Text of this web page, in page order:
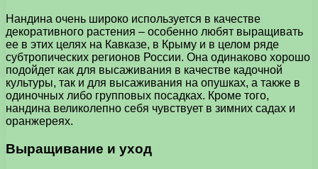
Нандина очень широко используется в качестве
декоративного растения – особенно любят выращивать
ее в этих целях на Кавказе, в Крыму и в целом ряде
субтропических регионов России. Она одинаково хорошо
подойдет как для высаживания в качестве кадочной
культуры, так и для высаживания на опушках, а также в
одиночных либо групповых посадках. Кроме того,
нандина великолепно себя чувствует в зимних садах и
оранжереях.
Выращивание и уход